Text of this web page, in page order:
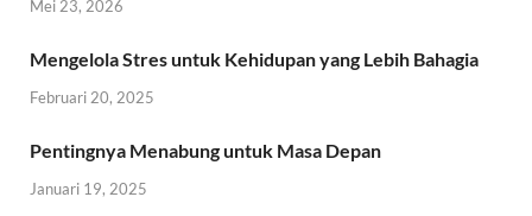
Mei 23, 2026
Mengelola Stres untuk Kehidupan yang Lebih Bahagia
Februari 20, 2025
Pentingnya Menabung untuk Masa Depan
Januari 19, 2025